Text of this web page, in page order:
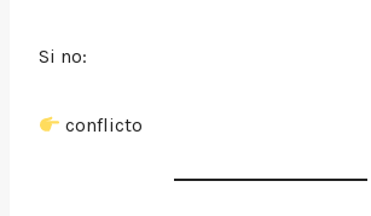
Si no:
conflicto